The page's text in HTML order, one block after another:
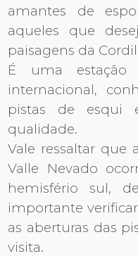
amantes de
aqueles que
paisagens da
É uma
internacional,
pistas de esqui
qualidade.
Vale ressaltar que
Valle Nevado
hemisfério sul,
importante
as aberturas das
visita.